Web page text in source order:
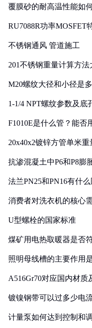
覆膜砂的耐高温性能如
RU7088R功率MOSFET
不锈钢通风 管道施工
201不锈钢重量计算方法
M20螺纹大径和小径是
1-1/4 NPT螺纹参数及底
F1010E是什么管？能否
20x40x2镀锌方管单米
抗渗混凝土中P6和P8膨
法兰PN25和PN16有什么
消费者对洗衣机的核心
U型螺栓的国家标准
煤矿用电热取暖器是否
照明母线槽的主要作用
A516Gr70对应国内材
镀镍钢带可以过多少电
计量泵如何达到控制和